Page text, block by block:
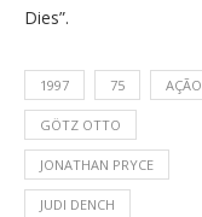
Dies”.
1997 75 AÇÃO
GÖTZ OTTO
JONATHAN PRYCE
JUDI DENCH